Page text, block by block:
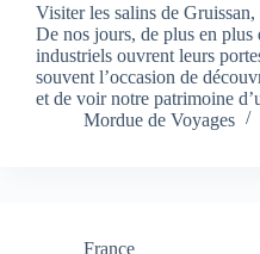
Visiter les salins de
De nos jours, de plus en plus
industriels ouvrent leurs
souvent l’occasion de
et de voir notre patrimoine
Mordue de Voyages
France